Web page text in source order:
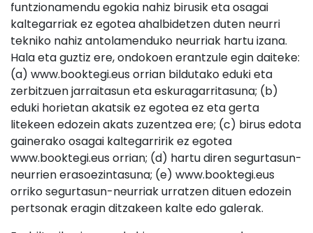
funtzionamendu egokia nahiz birusik eta osagai
kaltegarriak ez egotea ahalbidetzen duten neurri
tekniko nahiz antolamenduko neurriak hartu izana.
Hala eta guztiz ere, ondokoen erantzule egin daiteke:
(a) www.booktegi.eus orrian bildutako eduki eta
zerbitzuen jarraitasun eta eskuragarritasuna; (b)
eduki horietan akatsik ez egotea ez eta gerta
litekeen edozein akats zuzentzea ere; (c) birus edota
gainerako osagai kaltegarririk ez egotea
www.booktegi.eus orrian; (d) hartu diren segurtasun-
neurrien erasoezintasuna; (e) www.booktegi.eus
orriko segurtasun-neurriak urratzen dituen edozein
pertsonak eragin ditzakeen kalte edo galerak.